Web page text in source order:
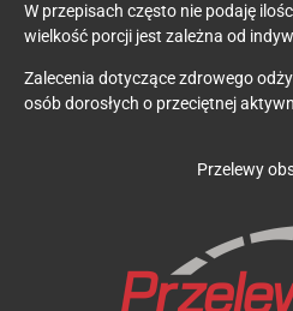
W przepisach często nie podaję
wielkość porcji jest zależna od
Zalecenia dotyczące zdrowego
osób dorosłych o przeciętnej
Przelewy